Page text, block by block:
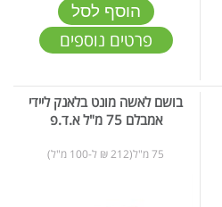
הוסף לסל
פרטים נוספים
בושם לאשה מונט בלאנק ליידי
אמבלם 75 מ"ל א.ד.פ
75 מ"ל(212 ₪ ל-100 מ"ל)